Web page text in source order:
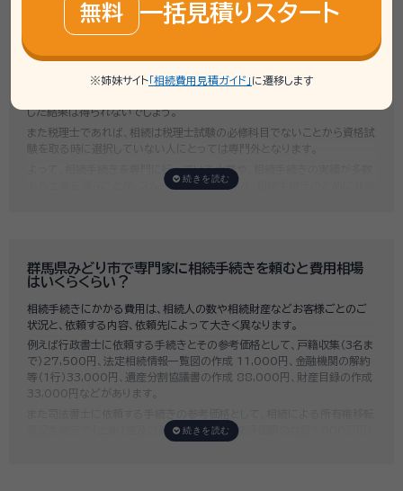
群馬県みどり市で専門家を選ぶ時のポイントは？
士業が相続に関する実績が多くあるかどうかです。
例えば行政書士といっても対応分野は幅広く、法人設立や許認可申請など
した結果は得られないでしょう。
また税理士であれば、相続は税理士試験の必修科目でないことから資格試
験を取る時に選択していない人にとっては専門外となります。
よって、相続手続きを専門に行っている士業や、相続手続きの実績が多数
ある士業を選ぶことが、スムーズで間違いのない相続手続きのために非常
群馬県みどり市で専門家に相続手続きを頼むと費用相場
はいくらくらい？
相続手続きにかかる費用は、相続人の数や相続財産などお客様ごとのご
状況と、依頼する内容、依頼先によって大きく異なります。
例えば行政書士に依頼する手続きとその参考価格として、戸籍収集（3名ま
で）27,500円、法定相続情報一覧図の作成 11,000円、金融機関の解約
等（1行）33,000円、遺産分割協議書の作成 88,000円、財産目録の作成
33,000円などがあります。
登記手続きで「土地1筆及び建物1棟（固定資産評価額の合計1,000万円）
無料 一括見積りスタート
※姉妹サイト 「相続費用見積ガイド」 に遷移します